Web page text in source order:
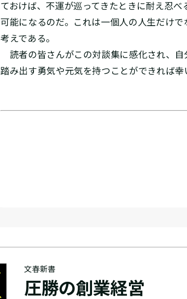
ておけば、不運が巡ってきたときに耐え忍
可能になるのだ。これは一個人の人生だけ
考えである。
読者の皆さんがこの対談集に感化され、自
踏み出す勇気や元気を持つことができれば幸
文春新書
圧勝の創業経営